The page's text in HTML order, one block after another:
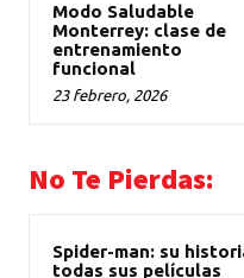
Modo Saludable
Monterrey: clase de
entrenamiento
funcional
23 febrero, 2026
No Te Pierdas:
Spider-man: su
todas sus películas